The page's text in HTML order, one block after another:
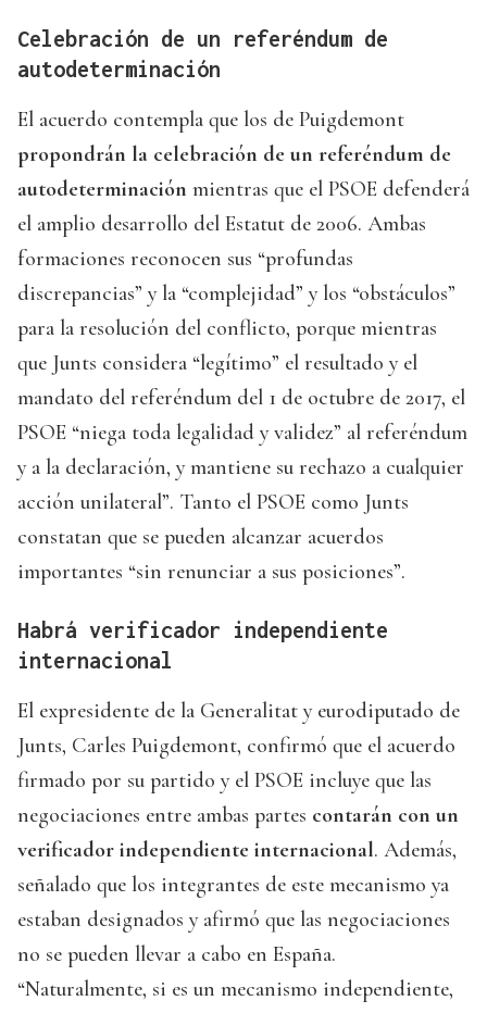
Celebración de un referéndum de
autodeterminación
El acuerdo contempla que los de Puigdemont
propondrán la celebración de un referéndum de
autodeterminación mientras que el PSOE defenderá
el amplio desarrollo del Estatut de 2006. Ambas
formaciones reconocen sus “profundas
discrepancias” y la “complejidad” y los “obstáculos”
para la resolución del conflicto, porque mientras
que Junts considera “legítimo” el resultado y el
mandato del referéndum del 1 de octubre de 2017, el
PSOE “niega toda legalidad y validez” al referéndum
y a la declaración, y mantiene su rechazo a cualquier
acción unilateral”. Tanto el PSOE como Junts
constatan que se pueden alcanzar acuerdos
importantes “sin renunciar a sus posiciones”.
Habrá verificador independiente
internacional
El expresidente de la Generalitat y eurodiputado de
Junts, Carles Puigdemont, confirmó que el acuerdo
firmado por su partido y el PSOE incluye que las
negociaciones entre ambas partes contarán con un
verificador independiente internacional. Además,
señalado que los integrantes de este mecanismo ya
estaban designados y afirmó que las negociaciones
no se pueden llevar a cabo en España.
“Naturalmente, si es un mecanismo independiente,